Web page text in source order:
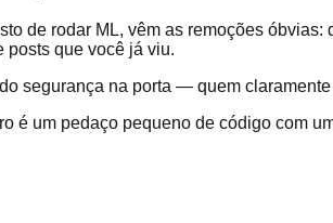
de rodar ML, vêm as remoções
posts que você já viu.
segurança na porta — quem
é um pedaço pequeno de código com